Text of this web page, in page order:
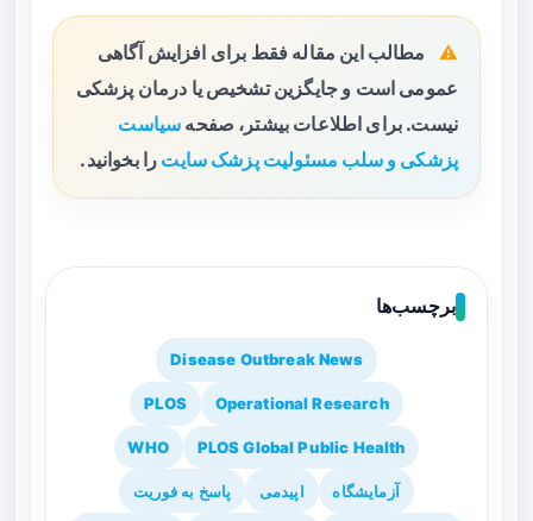
مطالب این مقاله فقط برای افزایش آگاهی
عمومی است و جایگزین تشخیص یا درمان پزشکی
نیست. برای اطلاعات بیشتر، صفحه سیاست
پزشکی و سلب مسئولیت پزشک سایت را بخوانید.
برچسب‌ها
Disease Outbreak News
Operational Research
PLOS
PLOS Global Public Health
WHO
آزمایشگاه اپیدمی پاسخ به فوریت